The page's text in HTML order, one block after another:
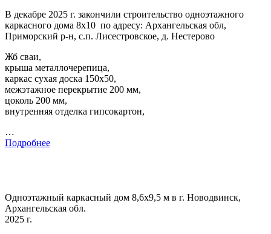
В декабре 2025 г. закончили строительство одноэтажного
каркасного дома 8х10 по адресу: Архангельская обл,
Приморский р-н, с.п. Лисестровское, д. Нестерово
Жб сваи,
крыша металлочерепица,
каркас сухая доска 150х50,
межэтажное перекрытие 200 мм,
цоколь 200 мм,
внутренняя отделка гипсокартон,
…
Подробнее
Одноэтажный каркасный дом 8,6х9,5 м в г. Новодвинск,
Архангельская обл.
2025 г.